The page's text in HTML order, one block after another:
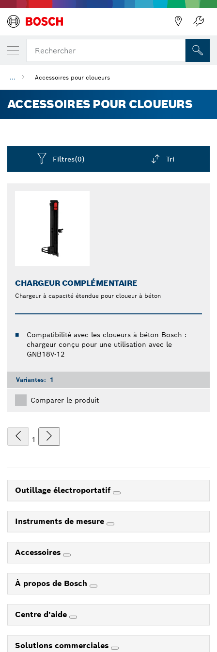
Rechercher
... Accessoires pour cloueurs
ACCESSOIRES POUR CLOUEURS
Filtres(0) Tri
CHARGEUR COMPLÉMENTAIRE
Chargeur à capacité étendue pour cloueur à béton
Compatibilité avec les cloueurs à béton Bosch :
chargeur conçu pour une utilisation avec le
GNB18V-12
Variantes: 1
Comparer le produit
1
Outillage électroportatif
Instruments de mesure
Accessoires
À propos de Bosch
Centre d'aide
Solutions commerciales